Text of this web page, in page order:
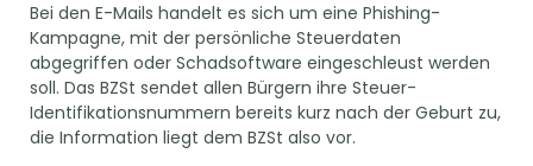
Bei den E-Mails handelt es sich um eine Phishing-
Kampagne, mit der persönliche Steuerdaten
abgegriffen oder Schadsoftware eingeschleust werden
soll. Das BZSt sendet allen Bürgern ihre Steuer-
Identifikationsnummern bereits kurz nach der Geburt zu,
die Information liegt dem BZSt also vor.